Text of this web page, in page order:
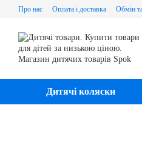
Перейти до основного контенту
Про нас Оплата і доставка Обмін
Дитячі коляски